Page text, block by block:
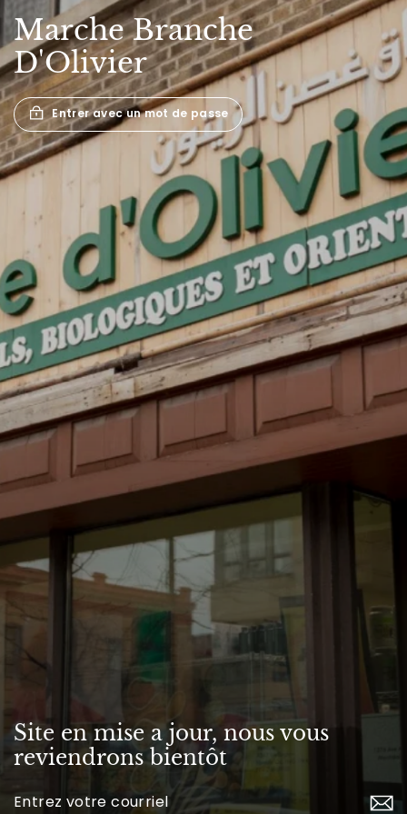
MarcheBranche
D'Olivier
Entrer avec un mot de passe
Site en mise a jour, nous vous
reviendrons bientôt
Inscrivez-